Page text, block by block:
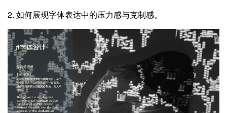
2. 如何展现字体表达中的压力感与克制感。